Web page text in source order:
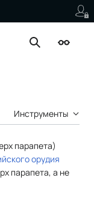
Поиск
Инструменты
парапета)
орудия
парапета, а не